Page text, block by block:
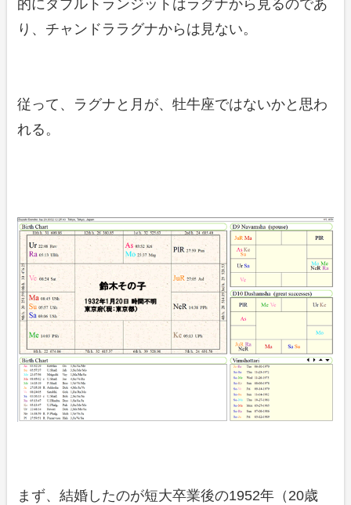
的にダブルトランジットはラグナから見るのであ
り、チャンドララグナからは見ない。
従って、ラグナと月が、牡牛座ではないかと思わ
れる。
まず、結婚したのが短大卒業後の1952年（20歳